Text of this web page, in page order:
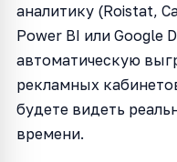
аналитику (Roistat,
Power BI или Google
автоматическую
рекламных
будете видеть
времени.